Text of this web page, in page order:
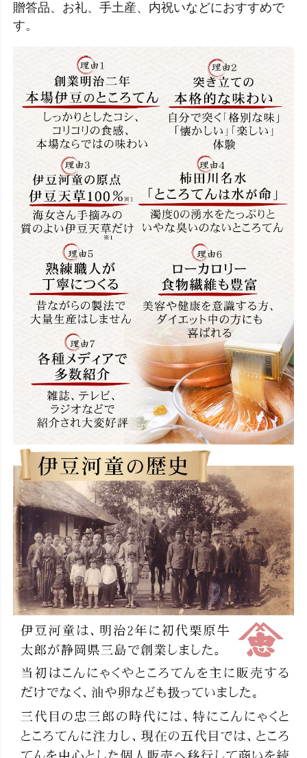
贈答品、お礼、手土産、内祝いなどにおすすめで
す。